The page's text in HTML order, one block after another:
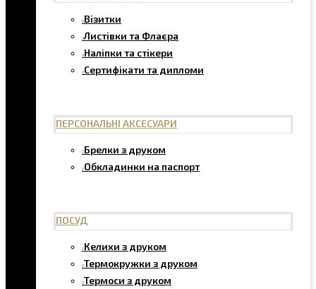
Візитки
Листівки та Флаєра
Наліпки та стікери
Сертифікати та дипломи
ПЕРСОНАЛЬНІ АКСЕСУАРИ
Брелки з друком
Обкладинки на паспорт
ПОСУД
Келихи з друком
Термокружки з друком
Термоси з друком